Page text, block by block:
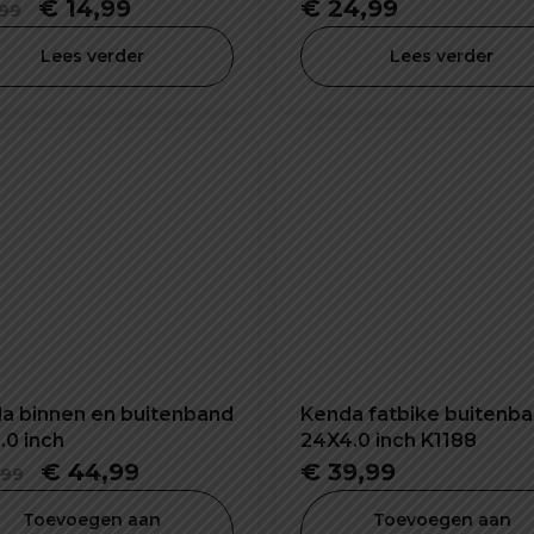
Oorspronkelijke
prijs
was:
€ 14,99Huidige
is:
Lees verder
€ 24,99
Lees verder
binnen en buitenband
inch
Oorspronkelijke
€ 44,99Huidige
Toevoegen aan
Kenda fatbike
24X4.0 inch K1188
€ 39,99
Toevoegen aan